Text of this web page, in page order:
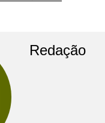
Redação